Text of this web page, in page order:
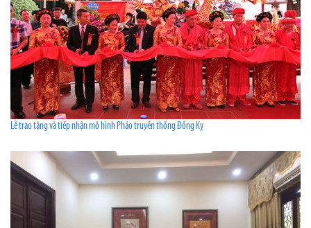
Lễ trao tặng và tiếp nhận mô hình Pháo truyền thống Đồng Kỵ